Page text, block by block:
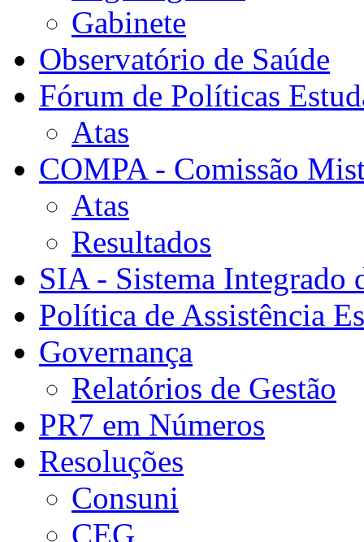
Gabinete
Observatório de Saúde
Fórum de Políticas
Atas
COMPA - Comissão
Atas
Resultados
SIA - Sistema Integrado
Política de Assistência
Governança
Relatórios de Gestão
PR7 em Números
Resoluções
Consuni
CEG